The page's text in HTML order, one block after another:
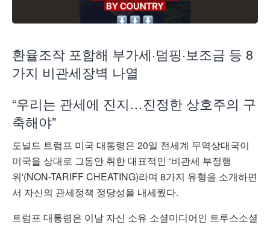
환율조작 포함해 부가세·덤핑·보조금 등 8
가지 비관세장벽 나열
“우리는 관세에 진지…진정한 상호주의 구
축해야”
도널드 트럼프 미국 대통령은 20일 전세계 무역상대국이
미국을 상대로 그동안 취한 대표적인 ‘비관세 부정행
위'(NON-TARIFF CHEATING)라며 8가지 유형을 소개하면
서 자신의 관세정책 정당성을 내세웠다.
트럼프 대통령은 이날 자신 소유 소셜미디어인 트루스소셜